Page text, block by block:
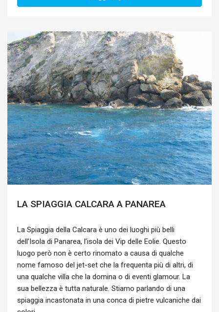
LA SPIAGGIA CALCARA A PANAREA
La Spiaggia della Calcara è uno dei luoghi più belli
dell’Isola di Panarea, l’isola dei Vip delle Eolie. Questo
luogo però non è certo rinomato a causa di qualche
nome famoso del jet-set che la frequenta più di altri, di
una qualche villa che la domina o di eventi glamour. La
sua bellezza è tutta naturale. Stiamo parlando di una
spiaggia incastonata in una conca di pietre vulcaniche dai